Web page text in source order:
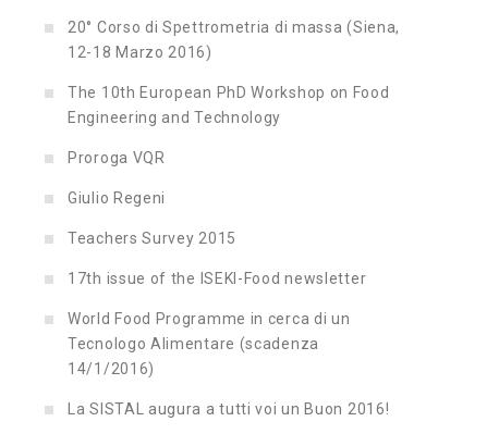
20° Corso di Spettrometria di massa (Siena,
12-18 Marzo 2016)
The 10th European PhD Workshop on Food
Engineering and Technology
Proroga VQR
Giulio Regeni
Teachers Survey 2015
17th issue of the ISEKI-Food newsletter
World Food Programme in cerca di un
Tecnologo Alimentare (scadenza
14/1/2016)
La SISTAL augura a tutti voi un Buon 2016!